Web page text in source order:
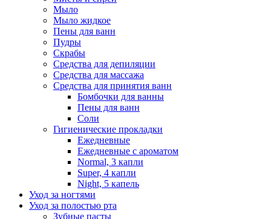
Мыло
Мыло жидкое
Пены для ванн
Пудры
Скрабы
Средства для депиляции
Средства для массажа
Средства для принятия ванн
Бомбочки для ванны
Пены для ванн
Соли
Гигиенические прокладки
Ежедневные
Ежедневные с ароматом
Normal, 3 капли
Super, 4 капли
Night, 5 капель
Уход за ногтями
Уход за полостью рта
Зубные пасты